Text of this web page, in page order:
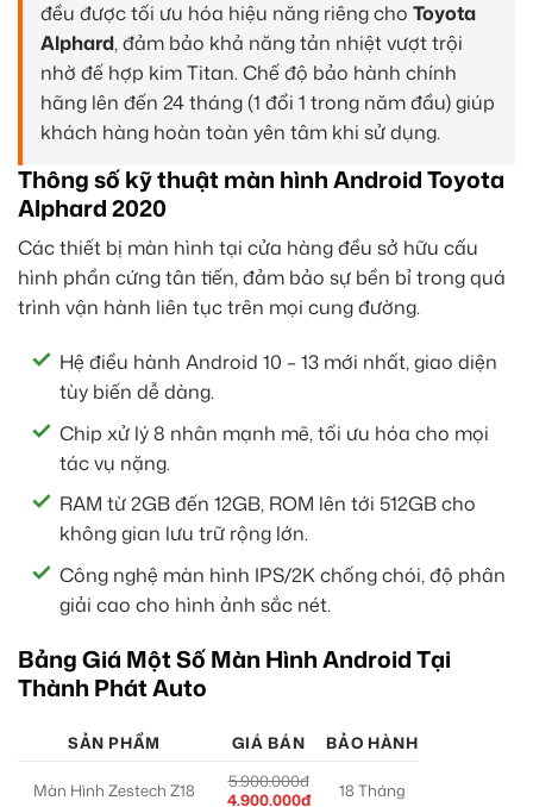
đều được tối ưu hóa hiệu năng riêng cho Toyota
Alphard, đảm bảo khả năng tản nhiệt vượt trội
nhờ đế hợp kim Titan. Chế độ bảo hành chính
hãng lên đến 24 tháng (1 đổi 1 trong năm đầu) giúp
khách hàng hoàn toàn yên tâm khi sử dụng.
Thông số kỹ thuật màn hình Android Toyota
Alphard 2020
Các thiết bị màn hình tại cửa hàng đều sở hữu cấu
hình phần cứng tân tiến, đảm bảo sự bền bỉ trong quá
trình vận hành liên tục trên mọi cung đường.
Hệ điều hành Android 10 – 13 mới nhất, giao diện
tùy biến dễ dàng.
Chip xử lý 8 nhân mạnh mẽ, tối ưu hóa cho mọi
tác vụ nặng.
RAM từ 2GB đến 12GB, ROM lên tới 512GB cho
không gian lưu trữ rộng lớn.
Công nghệ màn hình IPS/2K chống chói, độ phân
giải cao cho hình ảnh sắc nét.
Bảng Giá Một Số Màn Hình Android Tại
Thành Phát Auto
SẢN PHẨM GIÁ BÁN BẢO HÀNH
Màn Hình Zestech Z18
5.900.000đ
4.900.000đ
18 Tháng